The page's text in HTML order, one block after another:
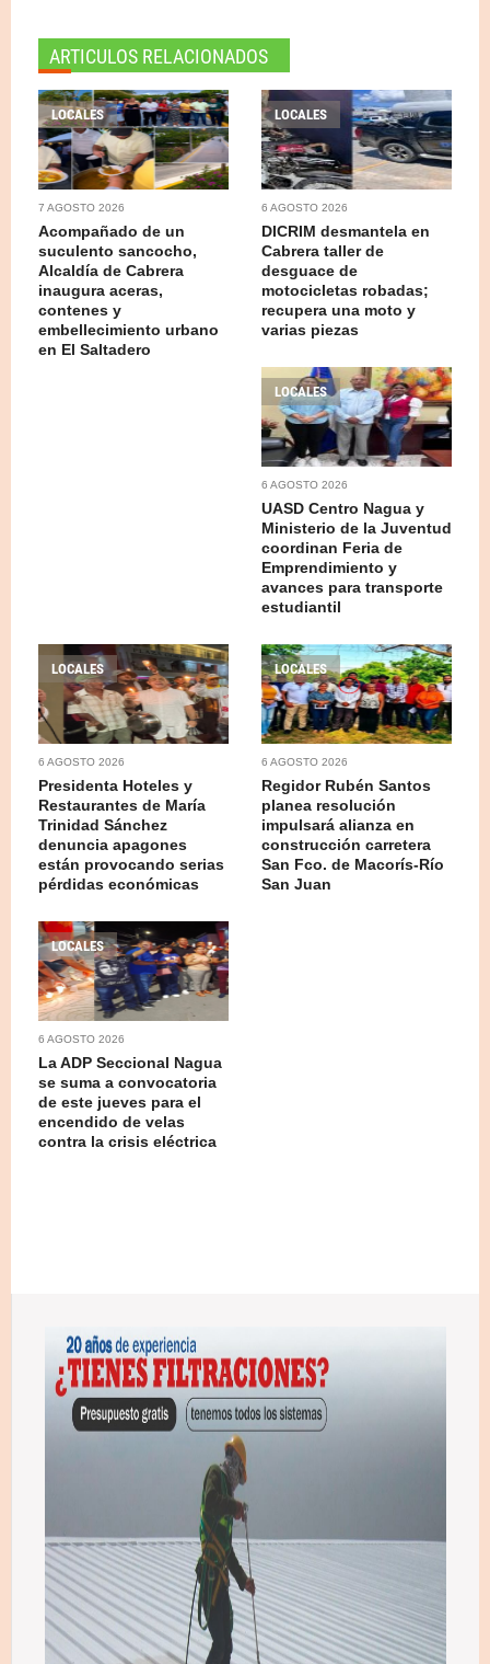
ARTICULOS RELACIONADOS
LOCALES
7 AGOSTO 2026
Acompañado de un
suculento sancocho,
Alcaldía de Cabrera
inaugura aceras,
contenes y
embellecimiento urbano
en El Saltadero
LOCALES
6 AGOSTO 2026
DICRIM desmantela en
Cabrera taller de
desguace de
motocicletas robadas;
recupera una moto y
varias piezas
LOCALES
6 AGOSTO 2026
UASD Centro Nagua y
Ministerio de la Juventud
coordinan Feria de
Emprendimiento y
avances para transporte
estudiantil
LOCALES
6 AGOSTO 2026
Presidenta Hoteles y
Restaurantes de María
Trinidad Sánchez
denuncia apagones
están provocando serias
pérdidas económicas
LOCALES
6 AGOSTO 2026
Regidor Rubén Santos
planea resolución
impulsará alianza en
construcción carretera
San Fco. de Macorís-Río
San Juan
LOCALES
6 AGOSTO 2026
La ADP Seccional Nagua
se suma a convocatoria
de este jueves para el
encendido de velas
contra la crisis eléctrica